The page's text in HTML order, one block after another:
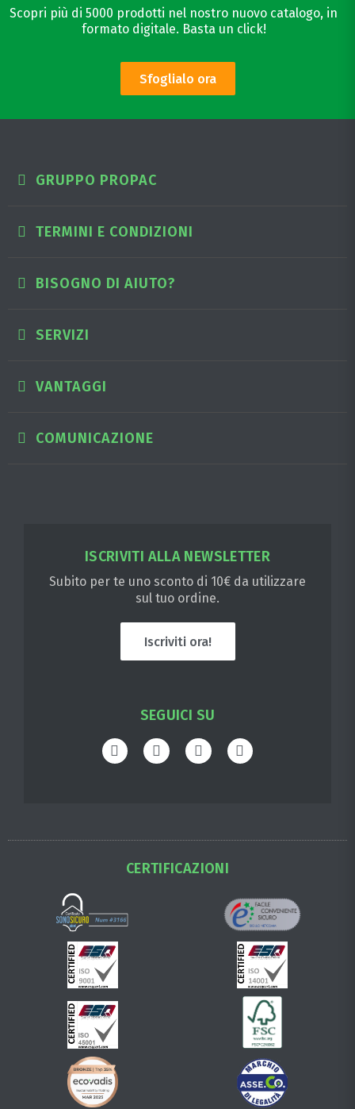
Scopri più di 5000 prodotti nel nostro nuovo catalogo, in
formato digitale. Basta un click!
Sfoglialo ora
GRUPPO PROPAC
TERMINI E CONDIZIONI
BISOGNO DI AIUTO?
SERVIZI
VANTAGGI
COMUNICAZIONE
ISCRIVITI ALLA NEWSLETTER
Subito per te uno sconto di 10€ da utilizzare
sul tuo ordine.
Iscriviti ora!
SEGUICI SU
CERTIFICAZIONI